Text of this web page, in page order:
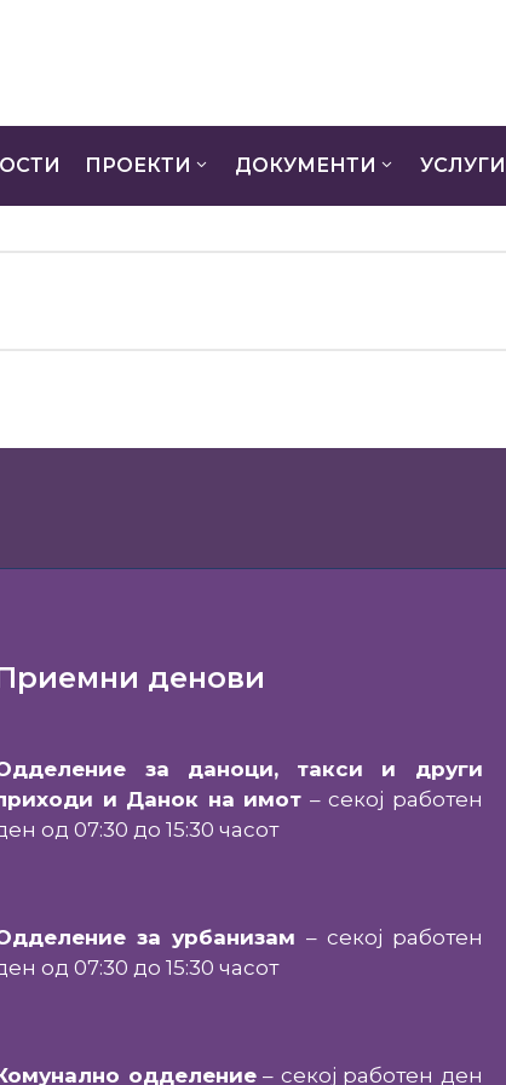
ПРОЕКТИ ДОКУМЕНТИ УСЛУГИ
денови
за даноци, такси и други
и Данок на имот – секој работен
од 07:30 до 15:30 часот
за урбанизам – секој работен
од 07:30 до 15:30 часот
одделение– секој работен ден